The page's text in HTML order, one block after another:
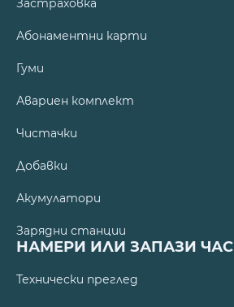
Застраховка
Абонаментни карти
Гуми
Авариен комплект
Чистачки
Добавки
Акумулатори
Зарядни станции
НАМЕРИ ИЛИ ЗАПАЗИ ЧАС
Технически преглед